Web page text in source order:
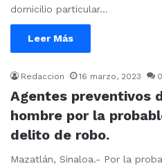
domicilio particular…
Leer Más
Redaccion 16 marzo, 2023 0
Agentes preventivos
hombre por la
delito de robo.
Mazatlán, Sinaloa.- Por la